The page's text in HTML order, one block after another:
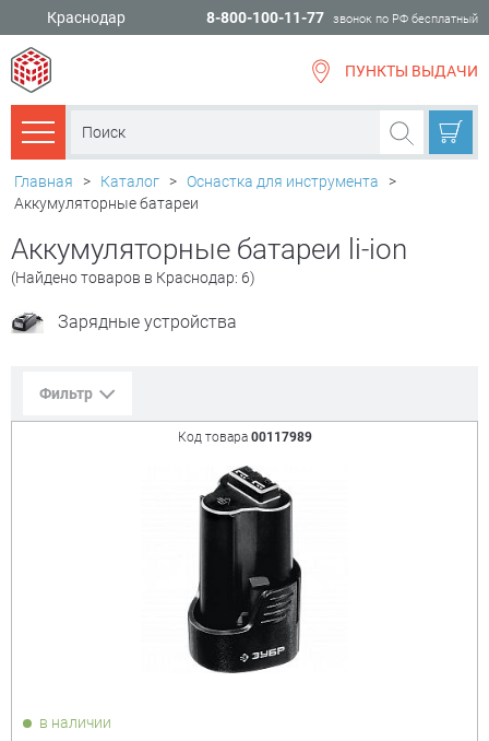
Краснодар 8-800-100-11-77 звонок по РФ бесплатный
ПУНКТЫ ВЫДАЧИ
Каталог товаров
Главная > Каталог > Оснастка для инструмента
>
Аккумуляторные батареи
Аккумуляторные батареи li-ion
(Найдено товаров в Краснодар: 6)
Зарядные устройства
Фильтр
Показать только
Код товара 00117989
в наличии